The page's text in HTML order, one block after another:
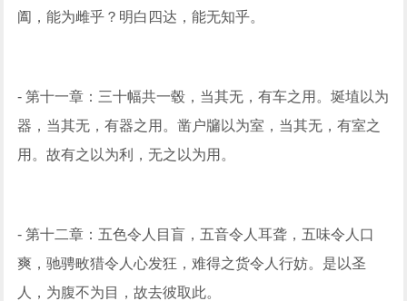
阖，能为雌乎？明白四达，能无知乎。
- 第十一章：三十幅共一毂，当其无，有车之用。埏埴以为
器，当其无，有器之用。凿户牖以为室，当其无，有室之
用。故有之以为利，无之以为用。
- 第十二章：五色令人目盲，五音令人耳聋，五味令人口
爽，驰骋畋猎令人心发狂，难得之货令人行妨。是以圣
人，为腹不为目，故去彼取此。